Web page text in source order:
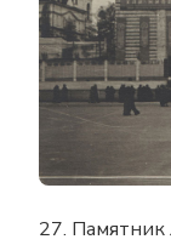
27. Памятник